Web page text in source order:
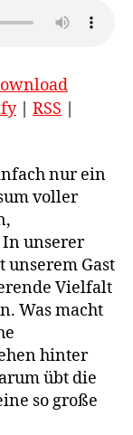
| RSS
nur ein
voller
unserer
unserem Gast
Vielfalt
Was macht
hinter
übt die
so große